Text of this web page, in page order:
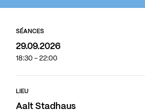
SÉANCES
29.09.2026
18:30 - 22:00
LIEU
Aalt Stadhaus